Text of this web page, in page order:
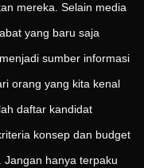
mereka. Selain media
yang baru saja
sumber informasi
orang yang kita kenal
daftar kandidat
konsep dan budget
hanya terpaku